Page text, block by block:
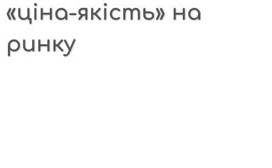
«ціна-якість» на
ринку